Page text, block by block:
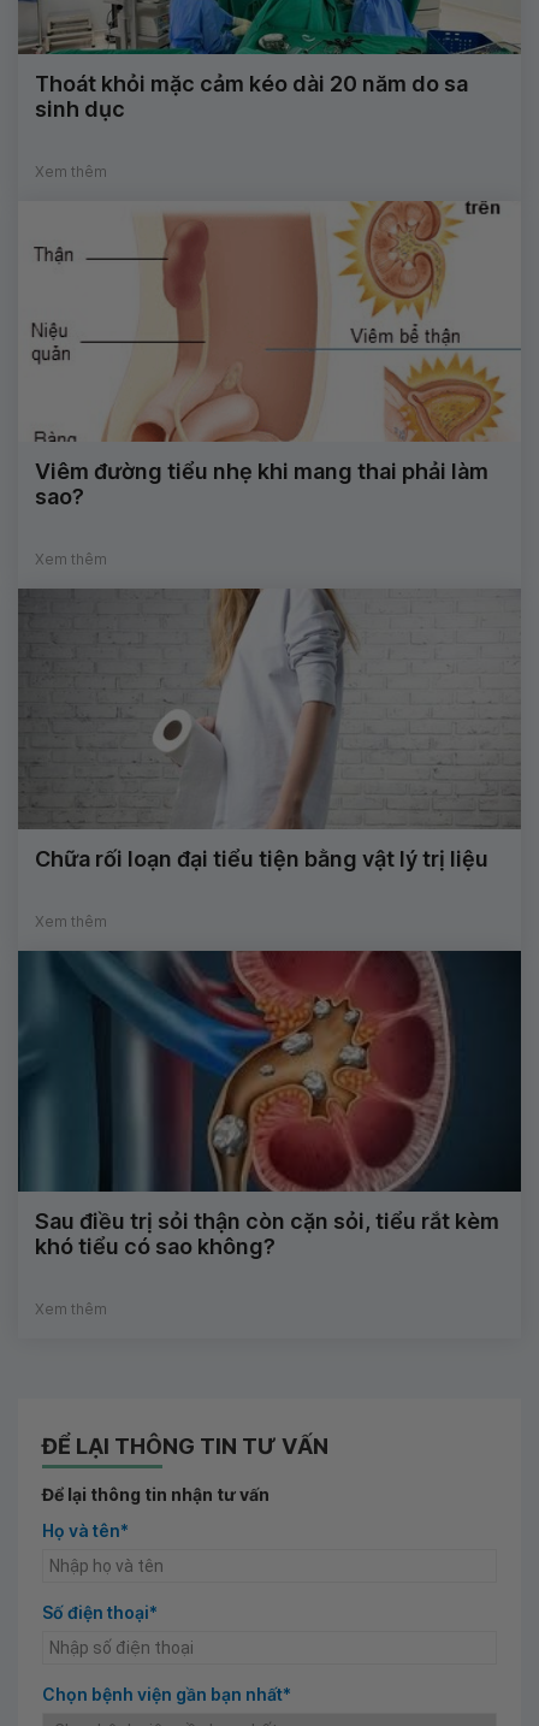
Thoát khỏi mặc cảm kéo dài 20 năm do sa
sinh dục
Xem thêm
Viêm đường tiểu nhẹ khi mang thai phải làm
sao?
Xem thêm
Chữa rối loạn đại tiểu tiện bằng vật lý trị liệu
Xem thêm
Sau điều trị sỏi thận còn cặn sỏi, tiểu rắt kèm
khó tiểu có sao không?
Xem thêm
ĐỂ LẠI THÔNG TIN TƯ VẤN
Để lại thông tin nhận tư vấn
Họ và tên*
Số điện thoại*
Chọn bệnh viện gần bạn nhất*